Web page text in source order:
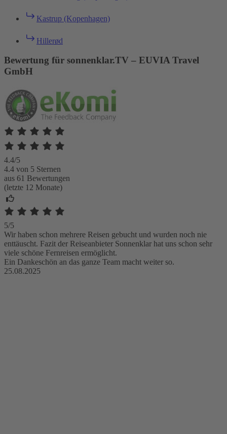
Kastrup (Kopenhagen)
Hillerød
Bewertung für sonnenklar.TV – EUVIA Travel
GmbH
4.4/5
4.4 von 5 Sternen
aus 61 Bewertungen
(letzte 12 Monate)
5/5
Wir haben schon mehrere Reisen gebucht und wurden noch nie
enttäuscht. Fazit der Reiseanbieter Sonnenklar hat uns schon sehr
viele schöne Fernreisen ermöglicht.
Ein Dankeschön an das ganze Team macht weiter so.
25.08.2025